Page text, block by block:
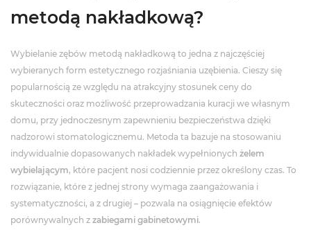
metodą nakładkową?
Wybielanie zębów metodą nakładkową to jedna z najczęściej
wybieranych form estetycznego rozjaśniania uzębienia. Cieszy się
popularnością ze względu na atrakcyjny stosunek ceny do
skuteczności oraz możliwość przeprowadzania kuracji we własnym
domu, przy jednoczesnym zapewnieniu bezpieczeństwa dzięki
nadzorowi stomatologicznemu. Metoda ta bazuje na stosowaniu
indywidualnie dopasowanych nakładek wypełnionych żelem
wybielającym, które pacjent nosi codziennie przez określony czas. To
rozwiązanie, które z jednej strony wymaga zaangażowania i
systematyczności, a z drugiej – pozwala na osiągnięcie efektów
porównywalnych z zabiegami gabinetowymi.